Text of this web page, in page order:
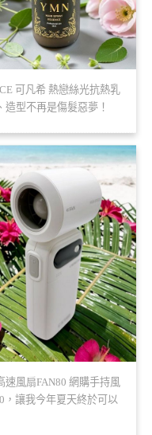
可凡希 熱戀絲光抗熱乳
型不再是傷髮惡夢！
速風扇FAN80 網購手持風
，讓我今年夏天終於可以